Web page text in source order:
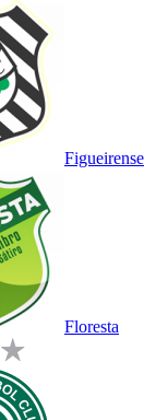
Figueirense
Floresta